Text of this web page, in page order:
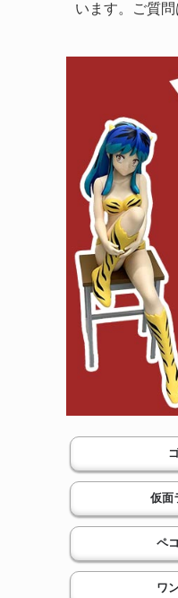
います。ご質
仮面
ペ
ワ